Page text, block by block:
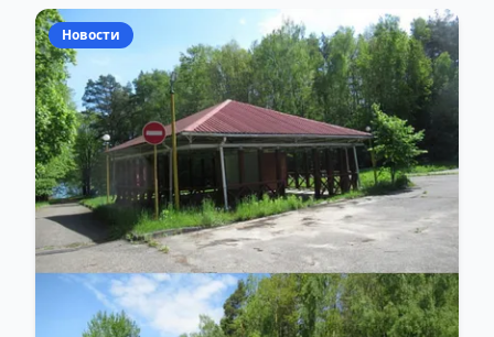
Новости